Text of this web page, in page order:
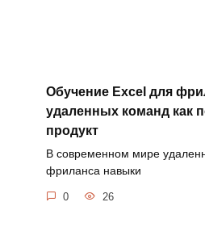
Обучение Excel для
удаленных команд как
продукт
В современном мире
фриланса навыки
0 26